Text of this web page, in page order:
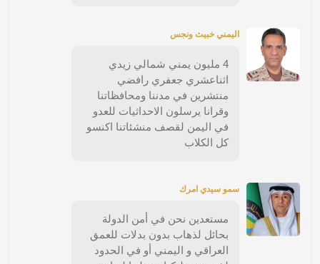
اليمني خبيث ونجس
4 مليون يمني شمالي زيدي
اثناعشري جعفري رافضي
منتشرين في مدننا ومحافظاتنا
وقرانا يرسلون الاحداثيات للعدو
في اليمن لقصف منشئاتنا اكنسو
كل الكلاب
سمو سيدي امرك
مستعدين نحن في أمن الدولة
بحائل لذهاب بدون بدلات للعمق
العراقي و اليمني أو في الحدود